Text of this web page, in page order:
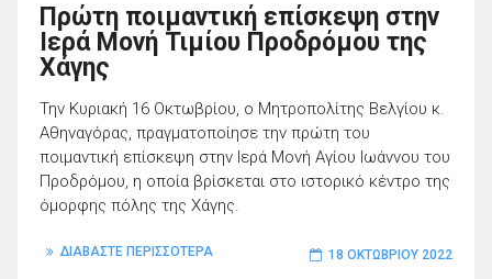
Πρώτη ποιμαντική επίσκεψη στην
Ιερά Μονή Τιμίου Προδρόμου της
Χάγης
Την Κυριακή 16 Οκτωβρίου, ο Μητροπολίτης Βελγίου κ.
Αθηναγόρας, πραγματοποίησε την πρώτη του
ποιμαντική επίσκεψη στην Ιερά Μονή Αγίου Ιωάννου του
Προδρόμου, η οποία βρίσκεται στο ιστορικό κέντρο της
όμορφης πόλης της Χάγης.
ΔΙΑΒΑΣΤΕ ΠΕΡΙΣΣΟΤΕΡΑ 18 ΟΚΤΩΒΡΊΟΥ 2022